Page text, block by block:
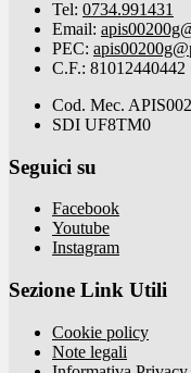
Tel: 0734.991431
Email:
PEC:
C.F.: 81012440442
Cod. Mec.
SDI UF8TM0
Seguici su
Facebook
Youtube
Instagram
Sezione Link Utili
Cookie policy
Note legali